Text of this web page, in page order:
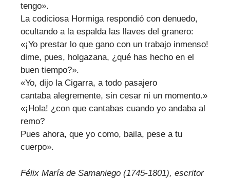
tengo».
La codiciosa Hormiga respondió con denuedo,
ocultando a la espalda las llaves del granero:
«¡Yo prestar lo que gano con un trabajo inmenso!
dime, pues, holgazana, ¿qué has hecho en el
buen tiempo?».
«Yo, dijo la Cigarra, a todo pasajero
cantaba alegremente, sin cesar ni un momento.»
«¡Hola! ¿con que cantabas cuando yo andaba al
remo?
Pues ahora, que yo como, baila, pese a tu
cuerpo».
Félix María de Samaniego (1745-1801), escritor